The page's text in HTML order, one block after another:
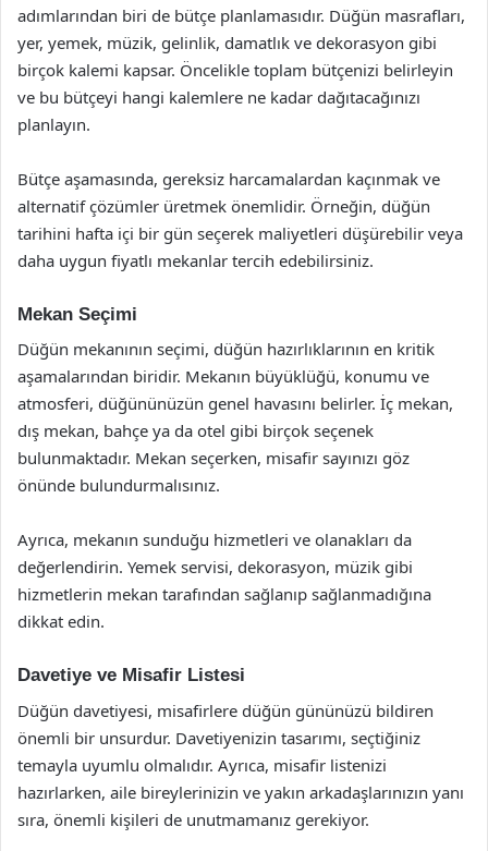
adımlarından biri de bütçe planlamasıdır. Düğün masrafları,
yer, yemek, müzik, gelinlik, damatlık ve dekorasyon gibi
birçok kalemi kapsar. Öncelikle toplam bütçenizi belirleyin
ve bu bütçeyi hangi kalemlere ne kadar dağıtacağınızı
planlayın.
Bütçe aşamasında, gereksiz harcamalardan kaçınmak ve
alternatif çözümler üretmek önemlidir. Örneğin, düğün
tarihini hafta içi bir gün seçerek maliyetleri düşürebilir veya
daha uygun fiyatlı mekanlar tercih edebilirsiniz.
Mekan Seçimi
Düğün mekanının seçimi, düğün hazırlıklarının en kritik
aşamalarından biridir. Mekanın büyüklüğü, konumu ve
atmosferi, düğününüzün genel havasını belirler. İç mekan,
dış mekan, bahçe ya da otel gibi birçok seçenek
bulunmaktadır. Mekan seçerken, misafir sayınızı göz
önünde bulundurmalısınız.
Ayrıca, mekanın sunduğu hizmetleri ve olanakları da
değerlendirin. Yemek servisi, dekorasyon, müzik gibi
hizmetlerin mekan tarafından sağlanıp sağlanmadığına
dikkat edin.
Davetiye ve Misafir Listesi
Düğün davetiyesi, misafirlere düğün gününüzü bildiren
önemli bir unsurdur. Davetiyenizin tasarımı, seçtiğiniz
temayla uyumlu olmalıdır. Ayrıca, misafir listenizi
hazırlarken, aile bireylerinizin ve yakın arkadaşlarınızın yanı
sıra, önemli kişileri de unutmamanız gerekiyor.